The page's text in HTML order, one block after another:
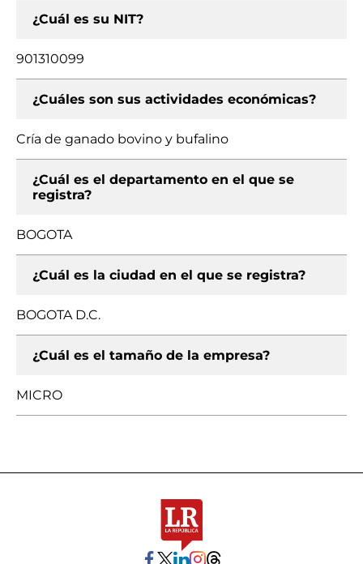
¿Cuál es su NIT?
901310099
¿Cuáles son sus actividades económicas?
Cría de ganado bovino y bufalino
¿Cuál es el departamento en el que se
registra?
BOGOTA
¿Cuál es la ciudad en el que se registra?
BOGOTA D.C.
¿Cuál es el tamaño de la empresa?
MICRO